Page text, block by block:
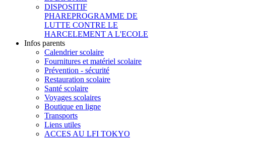
DISPOSITIF
PHAREPROGRAMME DE
LUTTE CONTRE LE
HARCELEMENT A L'ECOLE
Infos parents
Calendrier scolaire
Fournitures et matériel scolaire
Prévention - sécurité
Restauration scolaire
Santé scolaire
Voyages scolaires
Boutique en ligne
Transports
Liens utiles
ACCES AU LFI TOKYO